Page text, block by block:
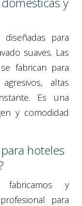
para
suaves. Las
fabrican para
altas
Es una
y comodidad
hoteles
y
para